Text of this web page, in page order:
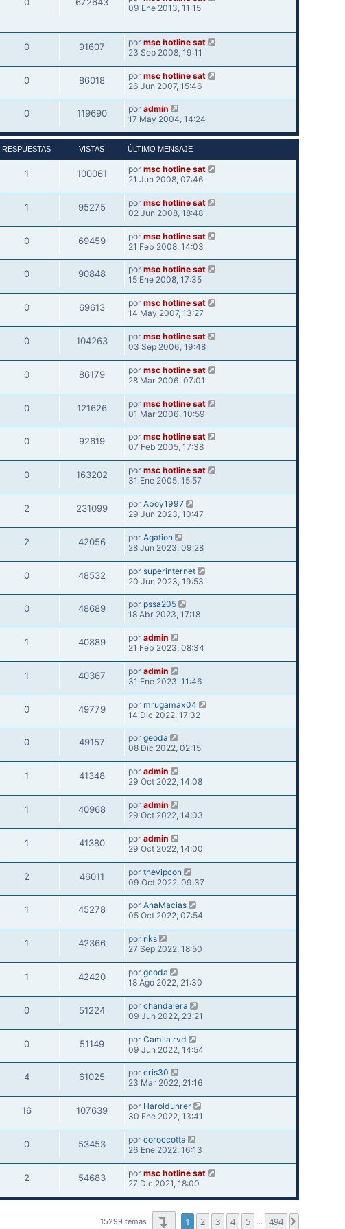
09 Ene 2013, 11:15
0 91607 por msc hotline sat
23 Sep 2008, 19:11
0 86018 por msc hotline sat
26 Jun 2007, 15:46
0 119690 por admin
17 May 2004, 14:24
RESPUESTAS VISTAS ÚLTIMO MENSAJE
1 100061 por msc hotline sat
21 Jun 2008, 07:46
1 95275 por msc hotline sat
02 Jun 2008, 18:48
0 69459 por msc hotline sat
21 Feb 2008, 14:03
0 90848 por msc hotline sat
15 Ene 2008, 17:35
0 69613 por msc hotline sat
14 May 2007, 13:27
0 104263 por msc hotline sat
03 Sep 2006, 19:48
0 86179 por msc hotline sat
28 Mar 2006, 07:01
0 121626 por msc hotline sat
01 Mar 2006, 10:59
0 92619 por msc hotline sat
07 Feb 2005, 17:38
0 163202 por msc hotline sat
31 Ene 2005, 15:57
2 231099 por Aboy1997
29 Jun 2023, 10:47
2 42056 por Agation
28 Jun 2023, 09:28
0 48532 por superinternet
20 Jun 2023, 19:53
0 48689 por pssa205
18 Abr 2023, 17:18
1 40889 por admin
21 Feb 2023, 08:34
1 40367 por admin
31 Ene 2023, 11:46
0 49779 por mrugamax04
14 Dic 2022, 17:32
0 49157 por geoda
08 Dic 2022, 02:15
1 41348 por admin
29 Oct 2022, 14:08
1 40968 por admin
29 Oct 2022, 14:03
1 41380 por admin
29 Oct 2022, 14:00
2 46011 por thevipcon
09 Oct 2022, 09:37
1 45278 por AnaMacias
05 Oct 2022, 07:54
1 42366 por nks
27 Sep 2022, 18:50
1 42420 por geoda
18 Ago 2022, 21:30
0 51224 por chandalera
09 Jun 2022, 23:21
0 51149 por Camila rvd
09 Jun 2022, 14:54
4 61025 por cris30
23 Mar 2022, 21:16
16 107639 por Haroldunrer
30 Ene 2022, 13:41
0 53453 por coroccotta
26 Ene 2022, 16:13
2 54683 por msc hotline sat
27 Dic 2021, 18:00
15299 temas Página1 de 494
1 2 3 4 5 … 494